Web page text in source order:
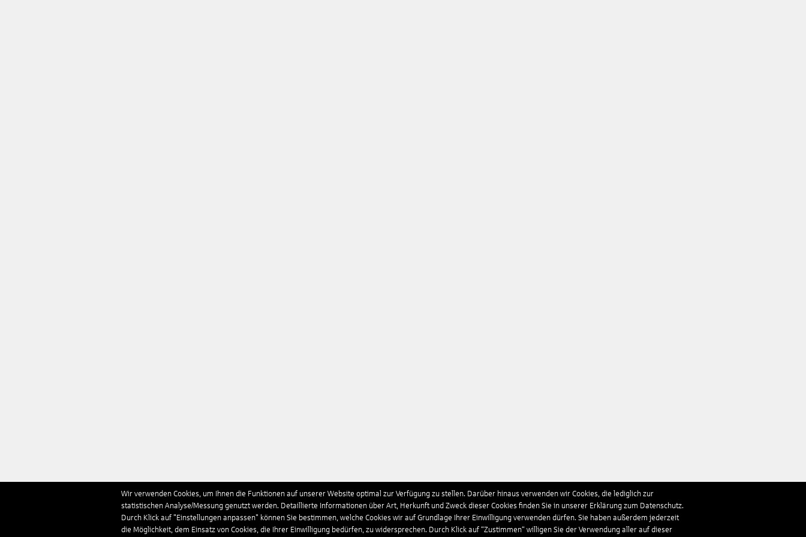
Wir verwenden Cookies, um Ihnen die Funktionen auf unserer Website optimal zur Verfügung zu stellen. Darüber hinaus verwenden wir Cookies, die lediglich zur
statistischen Analyse/Messung genutzt werden. Detaillierte Informationen über Art, Herkunft und Zweck dieser Cookies finden Sie in unserer Erklärung zum Datenschutz.
Durch Klick auf "Einstellungen anpassen" können Sie bestimmen, welche Cookies wir auf Grundlage Ihrer Einwilligung verwenden dürfen. Sie haben außerdem jederzeit
die Möglichkeit, dem Einsatz von Cookies, die Ihrer Einwilligung bedürfen, zu widersprechen. Durch Klick auf “Zustimmen“ willigen Sie der Verwendung aller auf dieser